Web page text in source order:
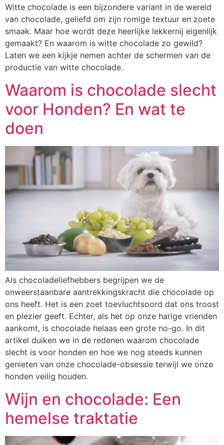
Witte chocolade is een bijzondere variant in de wereld
van chocolade, geliefd om zijn romige textuur en zoete
smaak. Maar hoe wordt deze heerlijke lekkernij eigenlijk
gemaakt? En waarom is witte chocolade zo gewild?
Laten we een kijkje nemen achter de schermen van de
productie van witte chocolade.
Waarom is chocolade slecht
voor Honden? En wat te
doen
Als chocoladeliefhebbers begrijpen we de
onweerstaanbare aantrekkingskracht die chocolade op
ons heeft. Het is een zoet toevluchtsoord dat ons troost
en plezier geeft. Echter, als het op onze harige vrienden
aankomt, is chocolade helaas een grote no-go. In dit
artikel duiken we in de redenen waarom chocolade
slecht is voor honden en hoe we nog steeds kunnen
genieten van onze chocolade-obsessie terwijl we onze
honden veilig houden.
Wijn en chocolade: Een
hemelse traktatie